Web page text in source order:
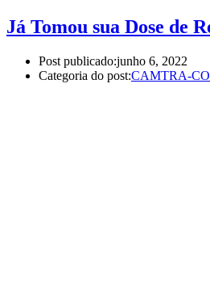
Já Tomou sua Dose de
Post publicado:junho 6, 2022
Categoria do post:CAMTRA-